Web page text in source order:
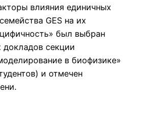
влияния единичных
GES на их
был выбран
секции
в биофизике»
и отмечен